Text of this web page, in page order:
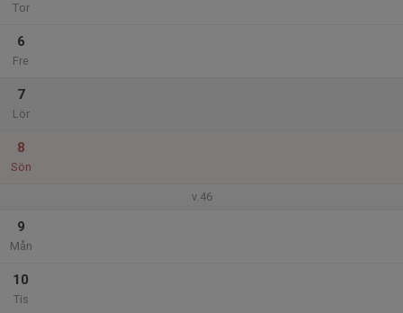
Tor
6
Fre
7
Lör
8
Sön
v.46
9
Mån
10
Tis